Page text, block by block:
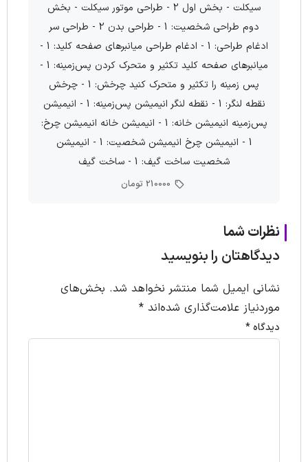
سیکلت - بخش اول 2 - طراحی موتور سیکلت - بخش
دوم طراحی شخصیت: 1 - طراحی بدن 2 - طراحی سر
ادغام طراحی: 1 - ادغام طراحی میانبرهای صفحه کلید: 1 -
میانبرهای صفحه کلید تکثیر و متحرک کردن پس‌زمینه: 1 -
پس زمینه را تکثیر و متحرک کنید چرخش: 1 - چرخش
نقطه لنگر: 1 - نقطه لنگر انیمیشن پس‌زمینه: 1 - انیمیشن
پس‌زمینه انیمیشن خانه: 1 - انیمیشن خانه انیمیشن چرخ:
1 - انیمیشن چرخ انیمیشن شخصیت: 1 - انیمیشن
شخصیت ساخت گیف: 1 - ساخت گیف
210000 تومان
نظرات شما
دیدگاهتان را بنویسید
نشانی ایمیل شما منتشر نخواهد شد. بخش‌های
موردنیاز علامت‌گذاری شده‌اند *
دیدگاه*